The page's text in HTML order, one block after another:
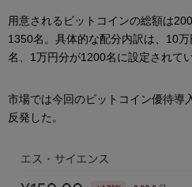
用意されるビットコインの総額は
1350名。具体的な配分内訳は、10
名、1万円分が1200名に設定されてい
市場では今回のビットコイン優待導
反発した。